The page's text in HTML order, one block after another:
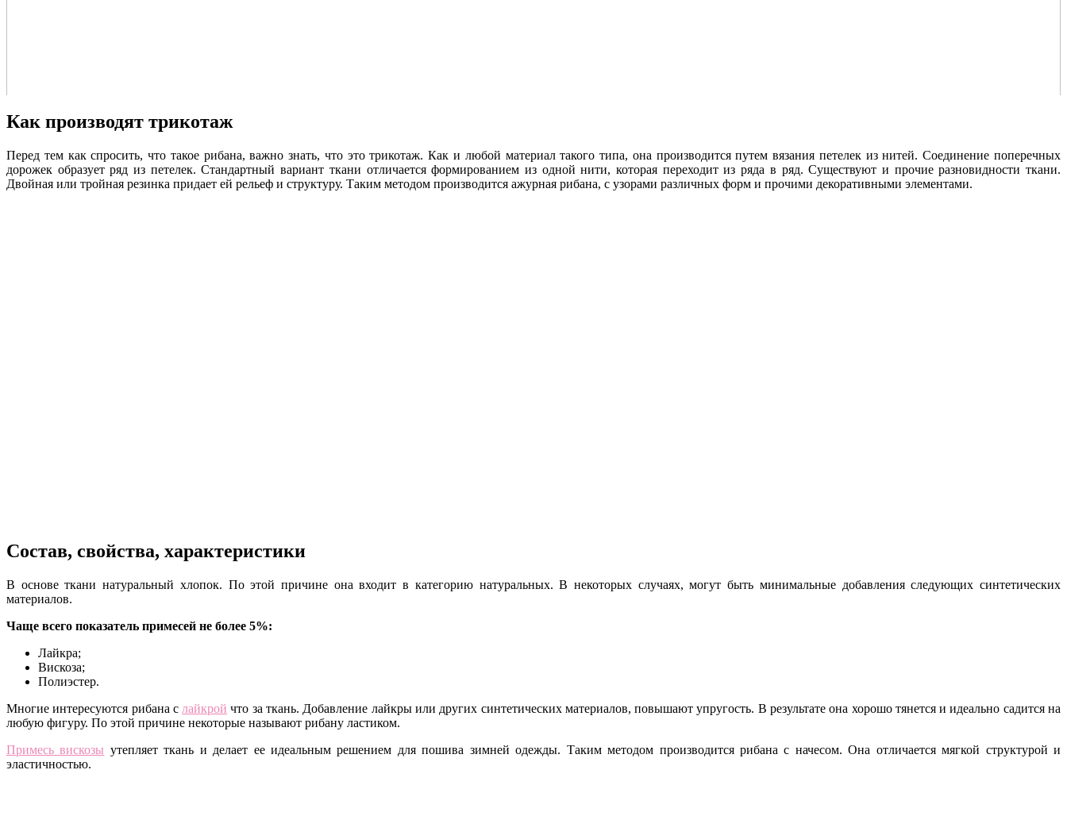
Как производят трикотаж
Перед тем как спросить, что такое рибана, важно знать, что это трикотаж. Как и любой материал такого типа, она производится путем вязания петелек из нитей. Соединение поперечных
дорожек образует ряд из петелек. Стандартный вариант ткани отличается формированием из одной нити, которая переходит из ряда в ряд. Существуют и прочие разновидности ткани.
Двойная или тройная резинка придает ей рельеф и структуру. Таким методом производится ажурная рибана, с узорами различных форм и прочими декоративными элементами.
Состав, свойства, характеристики
В основе ткани натуральный хлопок. По этой причине она входит в категорию натуральных. В некоторых случаях, могут быть минимальные добавления следующих синтетических
материалов.
Чаще всего показатель примесей не более 5%:
Лайкра;
Вискоза;
Полиэстер.
Многие интересуются рибана слайкрой что за ткань. Добавление лайкры или других синтетических материалов, повышают упругость. В результате она хорошо тянется и идеально садится на
любую фигуру. По этой причине некоторые называют рибану ластиком.
Примесь вискозы утепляет ткань и делает ее идеальным решением для пошива зимней одежды. Таким методом производится рибана с начесом. Она отличается мягкой структурой и
эластичностью.